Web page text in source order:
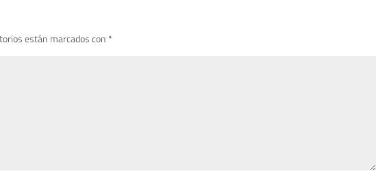
están marcados con *